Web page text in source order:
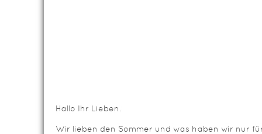
Hallo Ihr Lieben.
Wir lieben den Sommer und was haben wir nur